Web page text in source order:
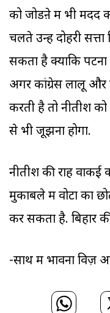
को जोडऩे में भी मदद
चलते उन्हें दोहरी
सकता है क्योंकि
अगर कांग्रेस लालू और
करती है तो नीतीश
से भी जूझना होगा.
नीतीश की राह
मुकाबले में वोटों का
कर सकता है. बिहार
-साथ में भावना विज़